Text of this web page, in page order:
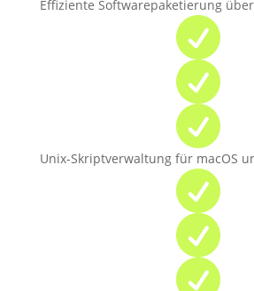
Effiziente Softwarepaketierung



Unix-Skriptverwaltung für macOS


